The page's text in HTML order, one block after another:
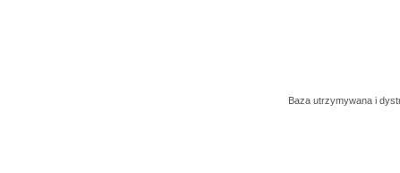
Baza utrzymywana i